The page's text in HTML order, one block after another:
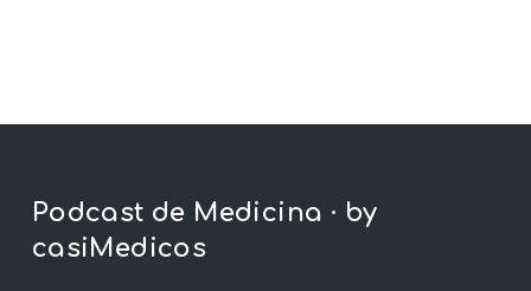
Podcast de Medicina · by
casiMedicos